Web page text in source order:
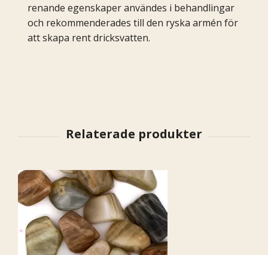
renande egenskaper användes i behandlingar
och rekommenderades till den ryska armén för
att skapa rent dricksvatten.